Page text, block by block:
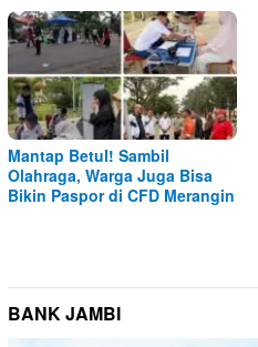
Mantap Betul! Sambil
Olahraga, Warga Juga Bisa
Bikin Paspor di CFD Merangin
BANK JAMBI